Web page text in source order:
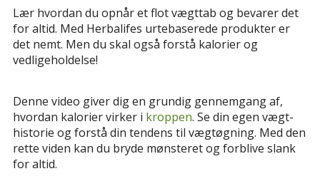
Lær hvordan du opnår et flot vægttab og bevarer det
for altid. Med Herbalifes urtebaserede produkter er
det nemt. Men du skal også forstå kalorier og
vedligeholdelse!
Denne video giver dig en grundig gennemgang af,
hvordan kalorier virker i kroppen. Se din egen vægt-
historie og forstå din tendens til vægtøgning. Med den
rette viden kan du bryde mønsteret og forblive slank
for altid.